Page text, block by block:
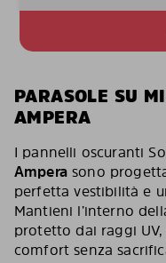
PARASOLE SU
AMPERA
I pannelli oscuranti
Amperasono
perfetta vestibilità e
Mantieni l’interno
protetto dai raggi
comfort senza